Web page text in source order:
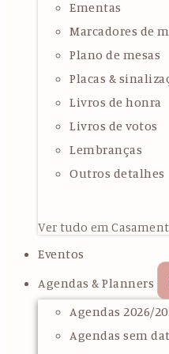
Ementas
Marcadores de
Plano de mesas
Placas &
Livros de honra
Livros de votos
Lembranças
Outros detalhes
Ver tudo em
Eventos
Agendas & Planners
Agendas 2026/
Agendas sem